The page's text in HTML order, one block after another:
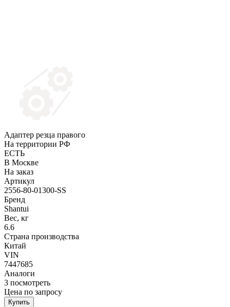
Адаптер резца правого
На территории РФ
ЕСТЬ
В Москве
На заказ
Артикул
2556-80-01300-SS
Бренд
Shantui
Вес, кг
6.6
Страна производства
Китай
VIN
7447685
Аналоги
3 посмотреть
Цена по запросу
Купить